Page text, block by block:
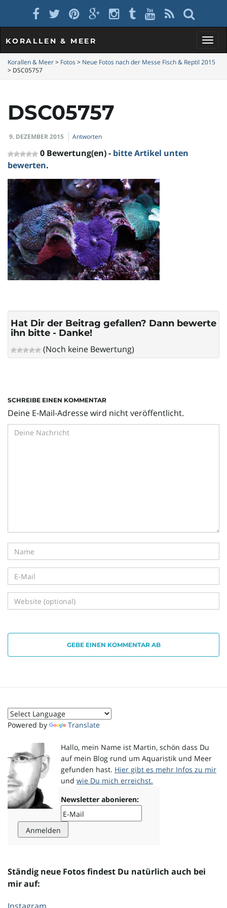
S
N
g
n
KORALLEN & MEER
Korallen & Meer> Fotos > Neue Fotos nach der Messe Fisch & Reptil 2015
> DSC05757
DSC05757
9. DEZEMBER 2015 Antworten
0 Bewertung(en) - bitte Artikel unten
bewerten.
Hat Dir der Beitrag gefallen? Dann bewerte
ihn bitte - Danke!
(Noch keine Bewertung)
SCHREIBE EINEN KOMMENTAR
Deine E-Mail-Adresse wird nicht veröffentlicht.
GEBE EINEN KOMMENTAR AB
Powered by Translate
Hallo, mein Name ist Martin, schön dass Du
auf mein Blog rund um Aquaristik und Meer
gefunden hast. Hier gibt es mehr Infos zu mir
und wie Du mich erreichst.
Newsletter abonieren:
Ständig neue Fotos findest Du natürlich auch bei
mir auf: